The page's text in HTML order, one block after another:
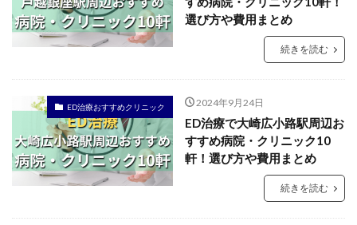
選び方や費用まとめ
続きを読む
ED治療おすすめクリニック 2024年9月24日
ED治療で大崎広小路駅周辺お
すすめ病院・クリニック10
軒！選び方や費用まとめ
続きを読む